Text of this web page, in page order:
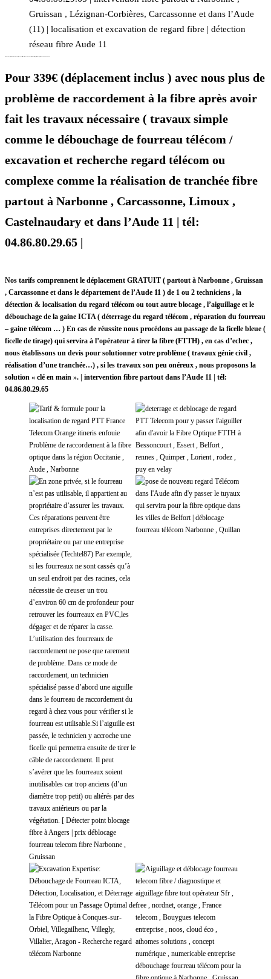
Gruissan , Lézignan-Corbières, Carcassonne et dans l’Aude
(11) | localisation et excavation de regard fibre | détection
réseau fibre Aude 11
Pour 339€ (déplacement inclus ) avec nous plus de
problème de raccordement à la fibre après avoir
fait les travaux nécessaire ( travaux simple
comme le débouchage de fourreau télécom /
excavation et recherche regard télécom ou
complexe comme la réalisation de tranchée fibre
partout à Narbonne , Carcassonne, Limoux ,
Castelnaudary et dans l’Aude 11 | tél:
04.86.80.29.65 |
Nos tarifs comprennent le déplacement GRATUIT ( partout à Narbonne , Gruissan
, Carcassonne et dans le département de l’Aude 11 ) de 1 ou 2 techniciens , la
détection & localisation du regard télécom ou tout autre blocage , l’aiguillage et le
débouchage de la gaine ICTA ( déterrage du regard télécom , réparation du fourreau
– gaine télécom … ) En cas de réussite nous procédons au passage de la ficelle bleue (
ficelle de tirage) qui servira à l’opérateur à tirer la fibre (FTTH) , en cas d’echec ,
nous établissons un devis pour solutionner votre problème ( travaux génie civil ,
réalisation d’une tranchée…) , si les travaux son peu onéreux , nous proposons la
solution « clé en main ». | intervention fibre partout dans l’Aude 11 | tél:
04.86.80.29.65